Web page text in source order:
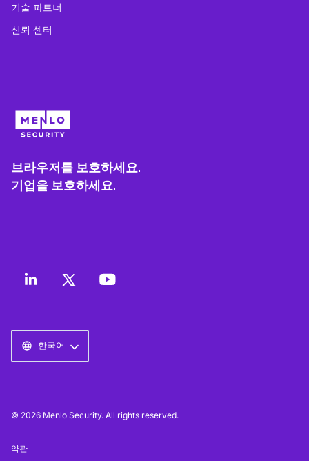
기술 파트너
신뢰 센터
브라우저를 보호하세요.
기업을 보호하세요.
한국어
© 2026 Menlo Security. All rights reserved.
약관